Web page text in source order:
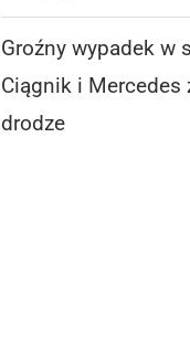
Groźny wypadek w
Ciągnik i Mercedes
drodze